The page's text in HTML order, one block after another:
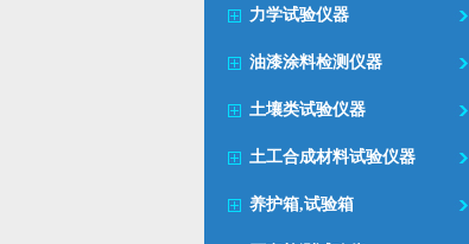
力学试验仪器
油漆涂料检测仪器
土壤类试验仪器
土工合成材料试验仪器
养护箱,试验箱